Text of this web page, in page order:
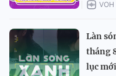
VOH
Làn
tháng
lục mới